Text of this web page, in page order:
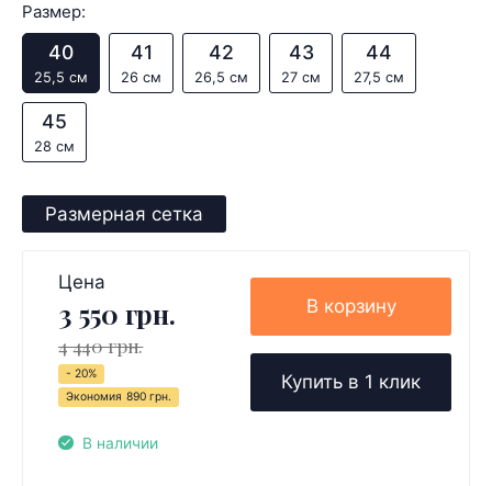
Размер:
40
25,5 см
41
26 см
42
26,5 см
43
27 см
44
27,5 см
45
28 см
Размерная сетка
Цена
3 550 грн.
4 440 грн.
- 20%
Экономия 890 грн.
В наличии
В корзину
Купить в 1 клик